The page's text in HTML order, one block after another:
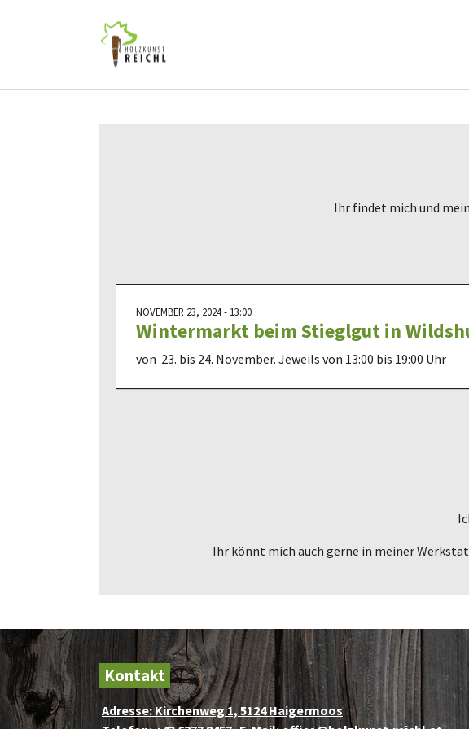
Ihr findet mich und
NOVEMBER 23, 2024 - 13:00
Wintermarkt beim Stieglgut in
von 23. bis 24. November. Jeweils von 13:00 bis 19:00 Uhr
Ihr könnt mich auch gerne in meiner
Kontakt
Adresse: Kirchenweg 1, 5124 Haigermoos